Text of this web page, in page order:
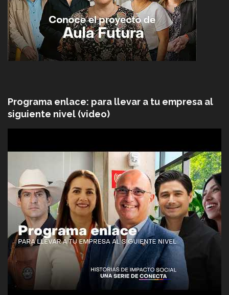
Programa enlace: para llevar a tu empresa al
siguiente nivel (video)